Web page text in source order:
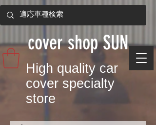
​High quality car
cover specialty
store
​cover shop SUN